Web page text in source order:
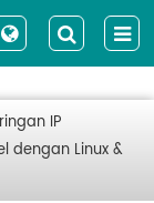
IP
dengan Linux &